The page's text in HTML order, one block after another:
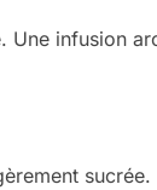
infusion